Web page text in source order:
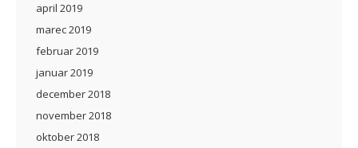
april 2019
marec 2019
februar 2019
januar 2019
december 2018
november 2018
oktober 2018